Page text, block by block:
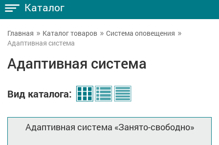
Каталог
Главная Каталог товаров
Система оповещения
Адаптивная система
Адаптивная система
Вид каталога:
Адаптивная система «Занято-свободно»